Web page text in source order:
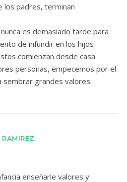
los padres, terminan
es demasiado tarde para
de infundir en los hijos
comienzan desde casa.
personas, empecemos por el
grandes valores.
enseñarle valores y